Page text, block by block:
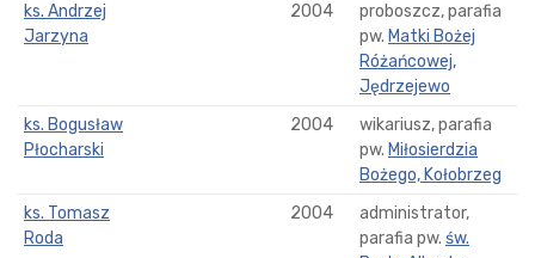
ks. Andrzej
Jarzyna
2004
proboszcz, parafia
pw. Matki Bożej
Różańcowej,
Jędrzejewo
ks. Bogusław
Płocharski
2004
wikariusz, parafia
pw. Miłosierdzia
Bożego, Kołobrzeg
ks. Tomasz
Roda
2004
administrator,
parafia pw. św.